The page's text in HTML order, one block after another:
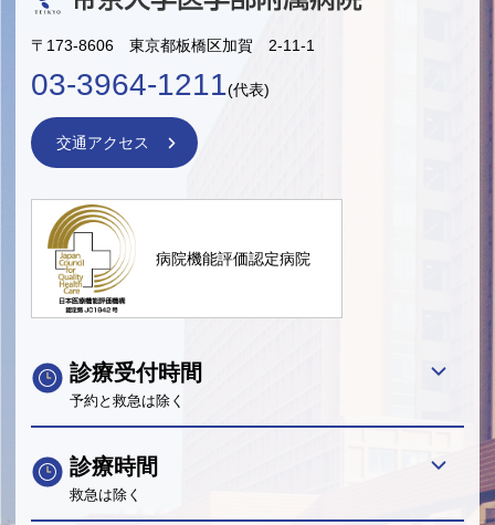
〒173-8606 東京都板橋区加賀 2-11-1
03-3964-1211(代表)
交通アクセス
病院機能評価認定病院
診療受付時間
予約と救急は除く
診療時間
救急は除く